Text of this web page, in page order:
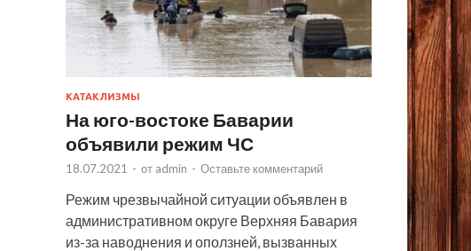
КАТАКЛИЗМЫ
На юго-востоке Баварии
объявили режим ЧС
18.07.2021 - от admin - Оставьте комментарий
Режим чрезвычайной ситуации объявлен в
административном округе Верхняя Бавария
из-за наводнения и оползней, вызванных